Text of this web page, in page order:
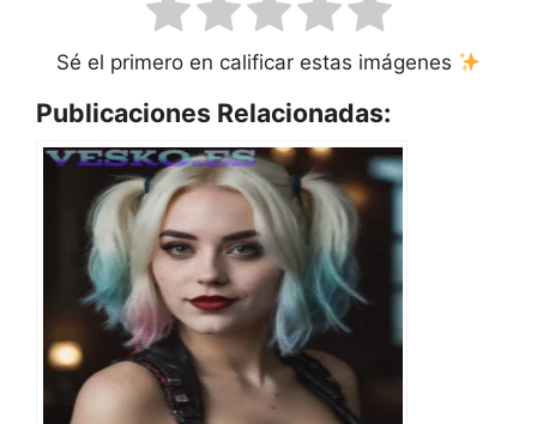
Sé el primero en calificar estas imágenes
Publicaciones Relacionadas: